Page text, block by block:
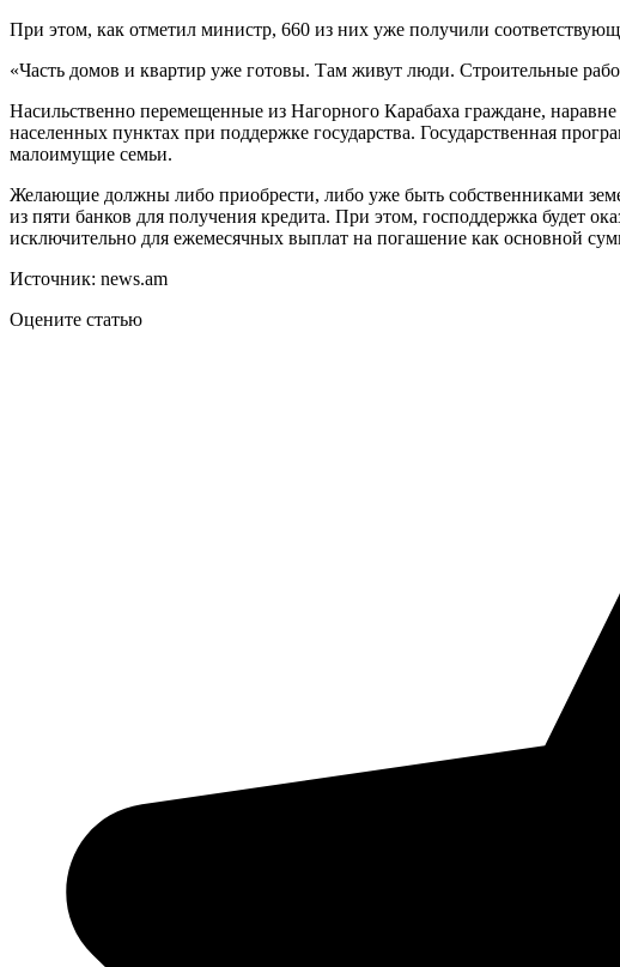
При этом, как отметил министр, 660 из них уже получили
«Часть домов и квартир уже готовы. Там живут люди. Строительные
Насильственно перемещенные из Нагорного Карабаха граждане,
населенных пунктах при поддержке государства. Государственная
малоимущие семьи.
Желающие должны либо приобрести, либо уже быть собственниками
из пяти банков для получения кредита. При этом, господдержка будет
исключительно для ежемесячных выплат на погашение как основной
Источник: news.am
Оцените статью